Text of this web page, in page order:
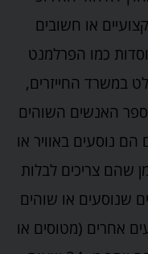
או חשובים
כמו הפרלמנט
במשרד החייזרים,
האנשים השוהים
בין אם הם נוסעים באוויר או
שהם צריכים לבלות
שנוסעים או שוהים
אחרים (מטוסים או